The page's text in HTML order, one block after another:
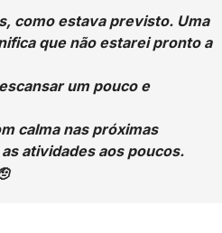
como estava previsto. Uma
que não estarei pronto a
um pouco e
calma nas próximas
atividades aos poucos.